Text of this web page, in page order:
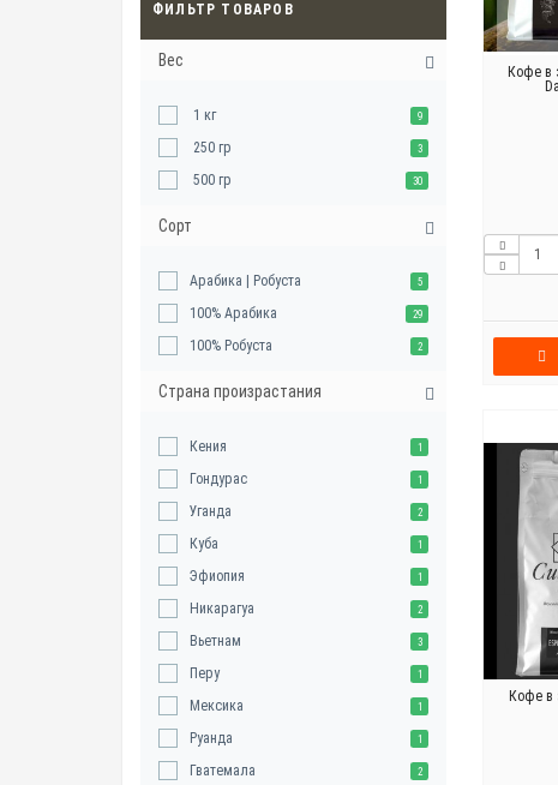
ФИЛЬТР ТОВАРОВ
Вес
1 кг 9
250 гр 3
500 гр 30
Сорт
Арабика | Робуста 5
100% Арабика 29
100% Робуста 2
Страна произрастания
Кения 1
Гондурас 1
Уганда 2
Куба 1
Эфиопия 1
Никарагуа 2
Вьетнам 3
Перу 1
Мексика 1
Руанда 1
Гватемала 2
Кофе в
Кофе в